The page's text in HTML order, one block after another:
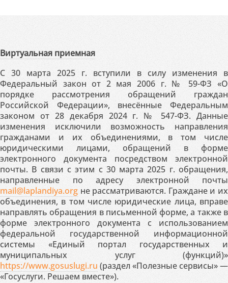
Виртуальная приемная
С 30 марта 2025 г. вступили в силу изменения в
Федеральный закон от 2 мая 2006 г. № 59-ФЗ «О
порядке рассмотрения обращений граждан
Российской Федерации», внесённые Федеральным
законом от 28 декабря 2024 г. № 547-ФЗ. Данные
изменения исключили возможность направления
гражданами и их объединениями, в том числе
юридическими лицами, обращений в форме
электронного документа посредством электронной
почты. В связи с этим с 30 марта 2025 г. обращения,
направленные по адресу электронной почты
mail@laplandiya.org не рассматриваются. Граждане и их
объединения, в том числе юридические лица, вправе
направлять обращения в письменной форме, а также в
форме электронного документа с использованием
федеральной государственной информационной
системы «Единый портал государственных и
муниципальных услуг (функций)»
https://www.gosuslugi.ru (раздел «Полезные сервисы» —
«Госуслуги. Решаем вместе»).